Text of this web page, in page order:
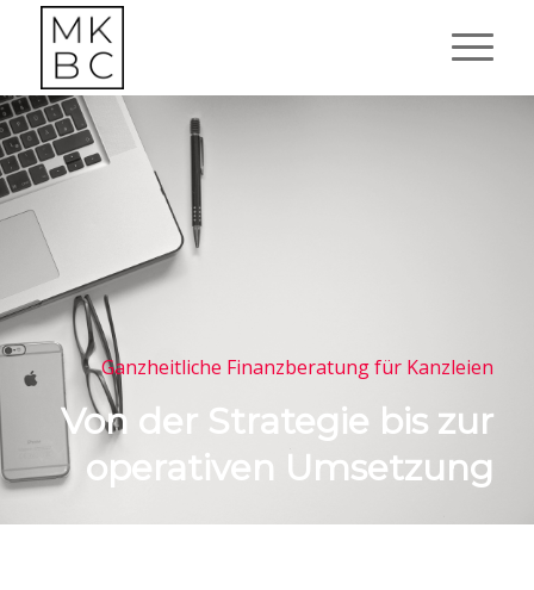
Ganzheitliche Finanzberatung für Kanzleien
Von der Strategie bis zur
operativen Umsetzung